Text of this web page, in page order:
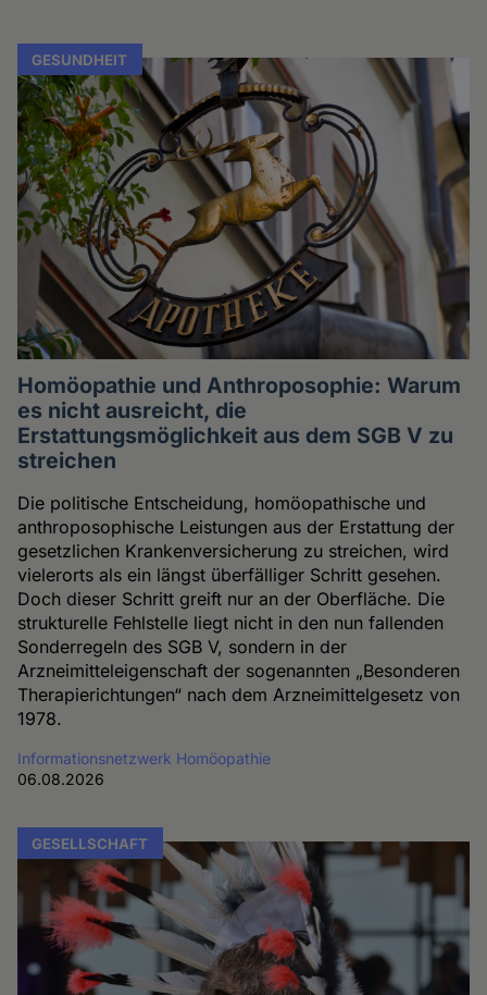
GESUNDHEIT
Homöopathie und Anthroposophie: Warum
es nicht ausreicht, die
Erstattungsmöglichkeit aus dem SGB V zu
streichen
Die politische Entscheidung, homöopathische und
anthroposophische Leistungen aus der Erstattung der
gesetzlichen Krankenversicherung zu streichen, wird
vielerorts als ein längst überfälliger Schritt gesehen.
Doch dieser Schritt greift nur an der Oberfläche. Die
strukturelle Fehlstelle liegt nicht in den nun fallenden
Sonderregeln des SGB V, sondern in der
Arzneimitteleigenschaft der sogenannten „Besonderen
Therapierichtungen“ nach dem Arzneimittelgesetz von
1978.
Informationsnetzwerk Homöopathie
06.08.2026
GESELLSCHAFT